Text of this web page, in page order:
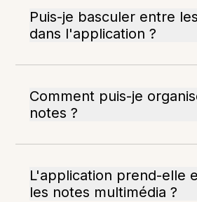
Puis-je basculer entre
dans l'application ?
Comment puis-je
notes ?
L'application prend-elle
les notes multimédia ?